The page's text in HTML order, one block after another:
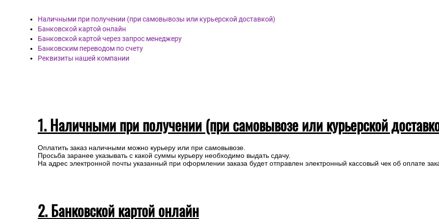
Наличными при получении (при самовывозы или курьерской доставкой)
Банковской картой онлайн
Банковской картой через запрос менеджеру
Банковским переводом по счету
Реквизиты нашей компании
1. Наличными при получении (при самовывозе или курьерской
Оплатить заказ наличными можно курьеру или при самовывозе.
Просьба заранее указывать с какой суммы курьеру необходимо выдать сдачу.
На адрес электронной почты указанный при оформлении заказа будет отправлен электронный кассовый чек об оплате
2. Банковской картой онлайн